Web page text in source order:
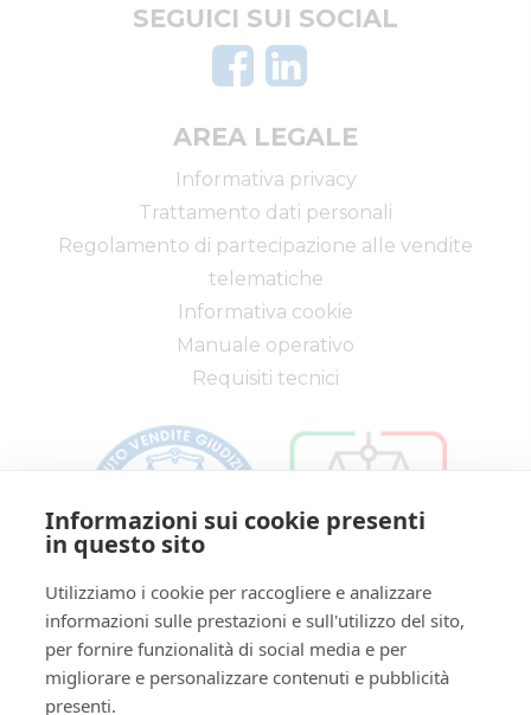
Via Saragat, 19 - Reggio Emilia 42124 - RE
Tel:0522/513174| Fax:0522/271150
SEGUICI SUI SOCIAL
AREA LEGALE
Informativa privacy
Trattamento dati personali
Regolamento di partecipazione alle vendite
telematiche
Informativa cookie
Manuale operativo
Requisiti tecnici
Informazioni sui cookie presenti
in questo sito
Utilizziamo i cookie per raccogliere e analizzare
informazioni sulle prestazioni e sull'utilizzo del sito,
per fornire funzionalità di social media e per
migliorare e personalizzare contenuti e pubblicità
presenti.